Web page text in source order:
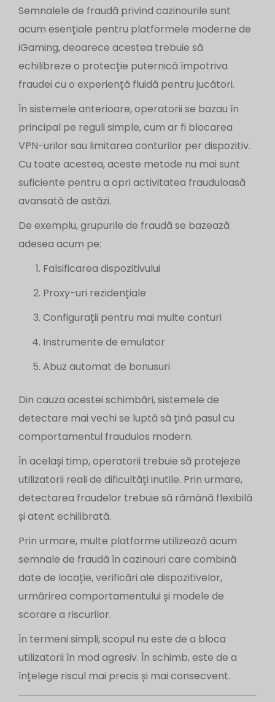
Semnalele de fraudă privind cazinourile sunt
acum esențiale pentru platformele moderne de
iGaming, deoarece acestea trebuie să
echilibreze o protecție puternică împotriva
fraudei cu o experiență fluidă pentru jucători.
În sistemele anterioare, operatorii se bazau în
principal pe reguli simple, cum ar fi blocarea
VPN-urilor sau limitarea conturilor per dispozitiv.
Cu toate acestea, aceste metode nu mai sunt
suficiente pentru a opri activitatea frauduloasă
avansată de astăzi.
De exemplu, grupurile de fraudă se bazează
adesea acum pe:
Falsificarea dispozitivului
Proxy-uri rezidențiale
Configurații pentru mai multe conturi
Instrumente de emulator
Abuz automat de bonusuri
Din cauza acestei schimbări, sistemele de
detectare mai vechi se luptă să țină pasul cu
comportamentul fraudulos modern.
În același timp, operatorii trebuie să protejeze
utilizatorii reali de dificultăți inutile. Prin urmare,
detectarea fraudelor trebuie să rămână flexibilă
și atent echilibrată.
Prin urmare, multe platforme utilizează acum
semnale de fraudă în cazinouri care combină
date de locație, verificări ale dispozitivelor,
urmărirea comportamentului și modele de
scorare a riscurilor.
În termeni simpli, scopul nu este de a bloca
utilizatorii în mod agresiv. În schimb, este de a
înțelege riscul mai precis și mai consecvent.